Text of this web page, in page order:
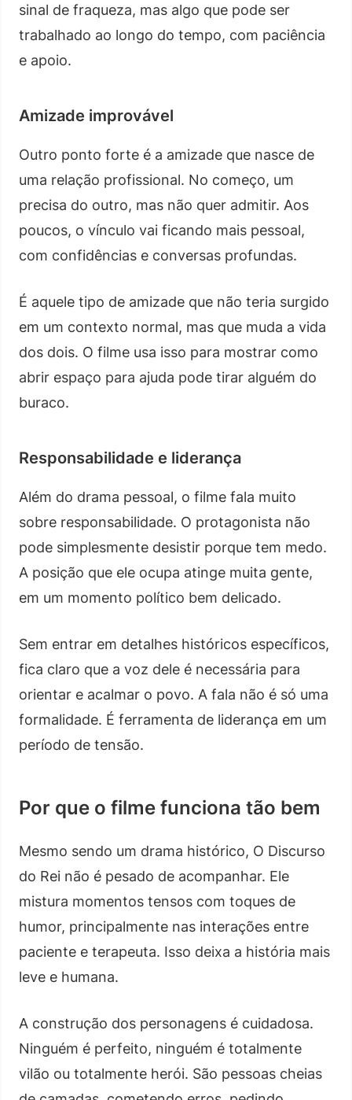
sinal de fraqueza, mas algo que pode ser
trabalhado ao longo do tempo, com paciência
e apoio.
Amizade improvável
Outro ponto forte é a amizade que nasce de
uma relação profissional. No começo, um
precisa do outro, mas não quer admitir. Aos
poucos, o vínculo vai ficando mais pessoal,
com confidências e conversas profundas.
É aquele tipo de amizade que não teria surgido
em um contexto normal, mas que muda a vida
dos dois. O filme usa isso para mostrar como
abrir espaço para ajuda pode tirar alguém do
buraco.
Responsabilidade e liderança
Além do drama pessoal, o filme fala muito
sobre responsabilidade. O protagonista não
pode simplesmente desistir porque tem medo.
A posição que ele ocupa atinge muita gente,
em um momento político bem delicado.
Sem entrar em detalhes históricos específicos,
fica claro que a voz dele é necessária para
orientar e acalmar o povo. A fala não é só uma
formalidade. É ferramenta de liderança em um
período de tensão.
Por que o filme funciona tão bem
Mesmo sendo um drama histórico, O Discurso
do Rei não é pesado de acompanhar. Ele
mistura momentos tensos com toques de
humor, principalmente nas interações entre
paciente e terapeuta. Isso deixa a história mais
leve e humana.
A construção dos personagens é cuidadosa.
Ninguém é perfeito, ninguém é totalmente
vilão ou totalmente herói. São pessoas cheias